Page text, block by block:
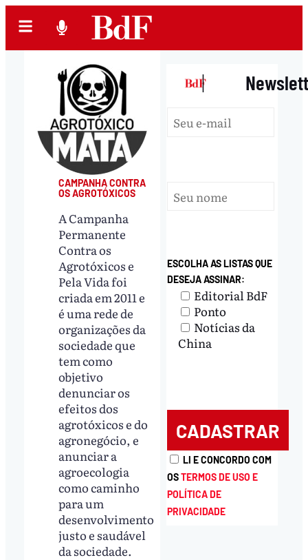
CAMPANHA CONTRA
OS AGROTÓXICOS
A Campanha
Permanente
Contra os
Agrotóxicos e
Pela Vida foi
criada em 2011 e
é uma rede de
organizações da
sociedade que
tem como
objetivo
denunciar os
efeitos dos
agrotóxicos e do
agronegócio, e
anunciar a
agroecologia
como caminho
para um
desenvolvimento
justo e saudável
da sociedade.
|
ESCOLHA AS LISTAS QUE
DESEJA ASSINAR:
Editorial BdF
Ponto
Notícias da
China
LI E CONCORDO COM
OSTERMOS DE USO E
POLÍTICA DE
PRIVACIDADE